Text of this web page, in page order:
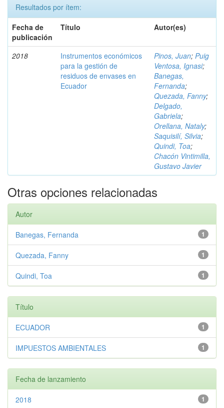
Resultados por ítem:
Fecha de
publicación
Título Autor(es)
2018
Instrumentos económicos
para la gestión de
residuos de envases en
Ecuador
Pinos, Juan; Puig
Ventosa, Ignasi;
Banegas,
Fernanda;
Quezada, Fanny;
Delgado,
Gabriela;
Orellana, Nataly;
Saquisilí, Silvia;
Quindi, Toa;
Chacón Vintimilla,
Gustavo Javier
Otras opciones relacionadas
Autor
1
Banegas, Fernanda
1
Quezada, Fanny
1
Quindi, Toa
Título
1
ECUADOR
1
IMPUESTOS AMBIENTALES
Fecha de lanzamiento
1
2018